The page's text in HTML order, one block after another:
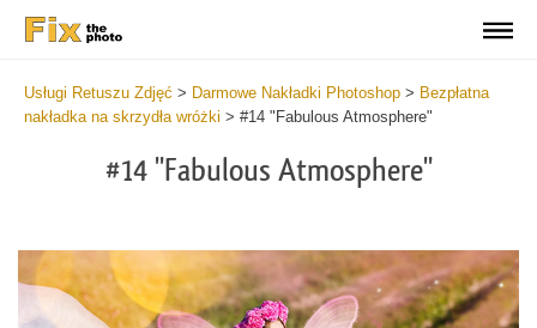
Usługi Retuszu Zdjęć > Darmowe Nakładki Photoshop > Bezpłatna
nakładka na skrzydła wróżki > #14 "Fabulous Atmosphere"
#14 "Fabulous Atmosphere"